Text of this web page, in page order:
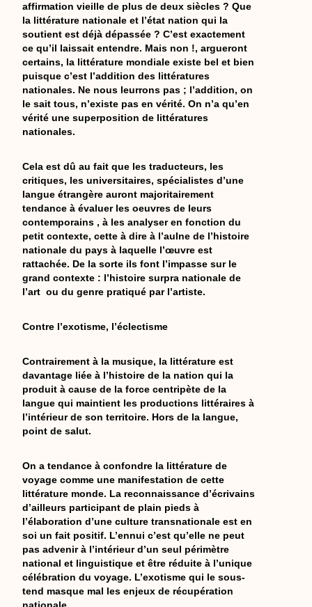
affirmation vieille de plus de deux siècles ? Que
la littérature nationale et l’état nation qui la
soutient est déjà dépassée ? C’est exactement
ce qu’il laissait entendre. Mais non !, argueront
certains, la littérature mondiale existe bel et bien
puisque c’est l’addition des littératures
nationales. Ne nous leurrons pas ; l’addition, on
le sait tous, n’existe pas en vérité. On n’a qu’en
vérité une superposition de littératures
nationales.
Cela est dû au fait que les traducteurs, les
critiques, les universitaires, spécialistes d’une
langue étrangère auront majoritairement
tendance à évaluer les oeuvres de leurs
contemporains , à les analyser en fonction du
petit contexte, cette à dire à l’aulne de l’histoire
nationale du pays à laquelle l’œuvre est
rattachée. De la sorte ils font l’impasse sur le
grand contexte : l’histoire surpra nationale de
l’art ou du genre pratiqué par l’artiste.
Contre l’exotisme, l’éclectisme
Contrairement à la musique, la littérature est
davantage liée à l’histoire de la nation qui la
produit à cause de la force centripète de la
langue qui maintient les productions littéraires à
l’intérieur de son territoire. Hors de la langue,
point de salut.
On a tendance à confondre la littérature de
voyage comme une manifestation de cette
littérature monde. La reconnaissance d’écrivains
d’ailleurs participant de plain pieds à
l’élaboration d’une culture transnationale est en
soi un fait positif. L’ennui c’est qu’elle ne peut
pas advenir à l’intérieur d’un seul périmètre
national et linguistique et être réduite à l’unique
célébration du voyage. L’exotisme qui le sous-
tend masque mal les enjeux de récupération